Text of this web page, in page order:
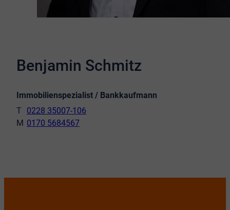
Benjamin Schmitz
Immobilienspezialist / Bankkaufmann
0228 35007-106
0170 5684567